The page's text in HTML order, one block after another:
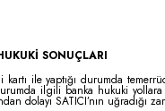
SONUÇLARI
ile yaptığı durumda
ilgili banka hukuki yollara
dolayı SATICI’nın uğradığı